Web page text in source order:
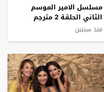
مسلسل الامير الموسم
الثاني الحلقة 2 مترجم
منذ سنتين